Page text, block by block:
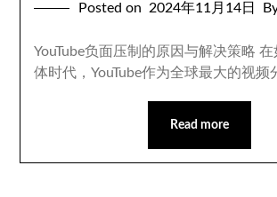
Posted on 2024年11月14日
YouTube负面压制的原因与解决策略
体时代，YouTube作为全球最大的视频
Read more